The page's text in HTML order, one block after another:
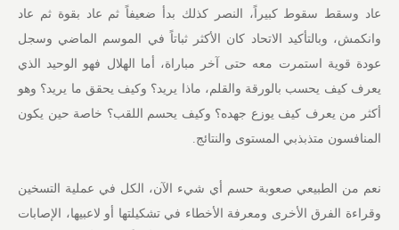
عاد وسقط سقوط كبيراً، النصر كذلك بدأ ضعيفاً ثم عاد بقوة ثم عاد
وانكمش، وبالتأكيد الاتحاد كان الأكثر ثباتاً في الموسم الماضي وسجل
عودة قوية استمرت معه حتى آخر مباراة، أما الهلال فهو الوحيد الذي
يعرف كيف يحسب بالورقة والقلم، ماذا يريد؟ وكيف يحقق ما يريد؟ وهو
أكثر من يعرف كيف يوزع جهده؟ وكيف يحسم اللقب؟ خاصة حين يكون
المنافسون متذبذبي المستوى والنتائج.
نعم من الطبيعي صعوبة حسم أي شيء الآن، الكل في عملية التسخين
وقراءة الفرق الأخرى ومعرفة الأخطاء في تشكيلتها أو لاعبيها، الإصابات